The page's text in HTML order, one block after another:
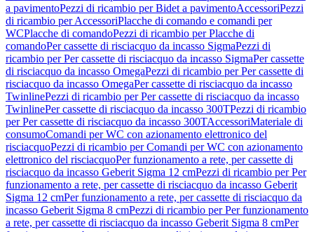
a pavimentoPezzi di ricambio per Bidet a pavimentoAccessoriPezzi
di ricambio per AccessoriPlacche di comando e comandi per
WCPlacche di comandoPezzi di ricambio per Placche di
comandoPer cassette di risciacquo da incasso SigmaPezzi di
ricambio per Per cassette di risciacquo da incasso SigmaPer cassette
di risciacquo da incasso OmegaPezzi di ricambio per Per cassette di
risciacquo da incasso OmegaPer cassette di risciacquo da incasso
TwinlinePezzi di ricambio per Per cassette di risciacquo da incasso
TwinlinePer cassette di risciacquo da incasso 300TPezzi di ricambio
per Per cassette di risciacquo da incasso 300TAccessoriMateriale di
consumoComandi per WC con azionamento elettronico del
risciacquoPezzi di ricambio per Comandi per WC con azionamento
elettronico del risciacquoPer funzionamento a rete, per cassette di
risciacquo da incasso Geberit Sigma 12 cmPezzi di ricambio per Per
funzionamento a rete, per cassette di risciacquo da incasso Geberit
Sigma 12 cmPer funzionamento a rete, per cassette di risciacquo da
incasso Geberit Sigma 8 cmPezzi di ricambio per Per funzionamento
a rete, per cassette di risciacquo da incasso Geberit Sigma 8 cmPer